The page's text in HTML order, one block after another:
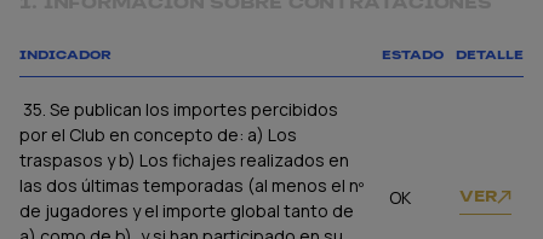
INDICADOR ESTADO DETALLE
35. Se publican los importes percibidos
por el Club en concepto de: a) Los
traspasos y b) Los fichajes realizados en
las dos últimas temporadas (al menos el nº
de jugadores y el importe global tanto de
OK VER